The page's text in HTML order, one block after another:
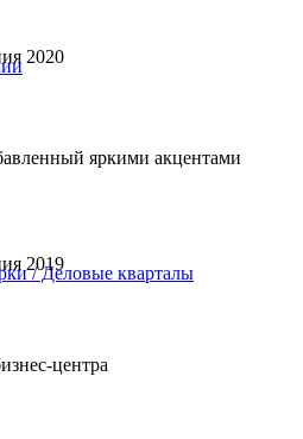
2020
яркими акцентами
2019
/ Деловые кварталы
центра